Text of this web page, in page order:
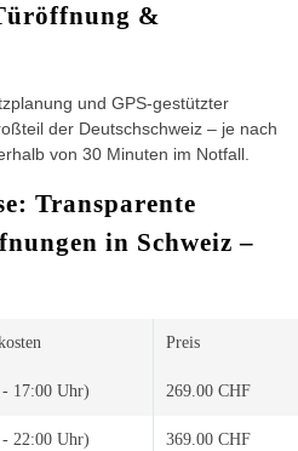
&
und GPS-gestützter
der Deutschschweiz – je nach
von 30 Minuten im Notfall.
Transparente
in Schweiz –
Preis
17:00 Uhr) 269.00 CHF
22:00 Uhr) 369.00 CHF